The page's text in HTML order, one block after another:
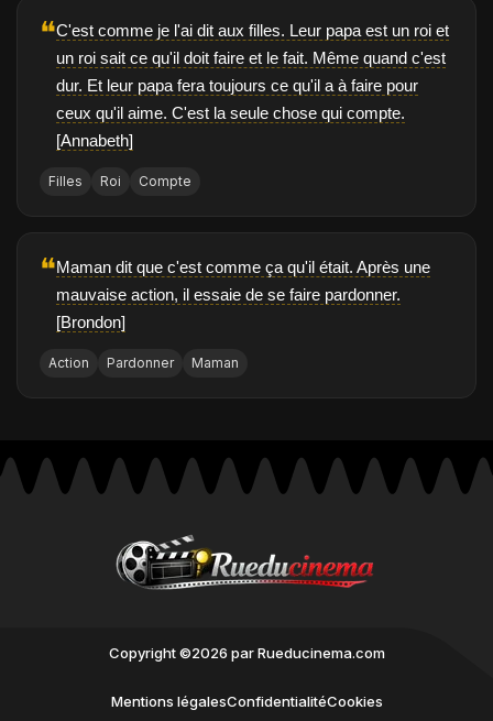
❝C'est comme je l'ai dit aux filles. Leur papa est un roi et
un roi sait ce qu'il doit faire et le fait. Même quand c'est
dur. Et leur papa fera toujours ce qu'il a à faire pour
ceux qu'il aime. C'est la seule chose qui compte.
[Annabeth]
Filles Roi Compte
❝Maman dit que c'est comme ça qu'il était. Après une
mauvaise action, il essaie de se faire pardonner.
[Brondon]
Action Pardonner Maman
Copyright ©2026 par Rueducinema.com
Mentions légalesConfidentialitéCookies